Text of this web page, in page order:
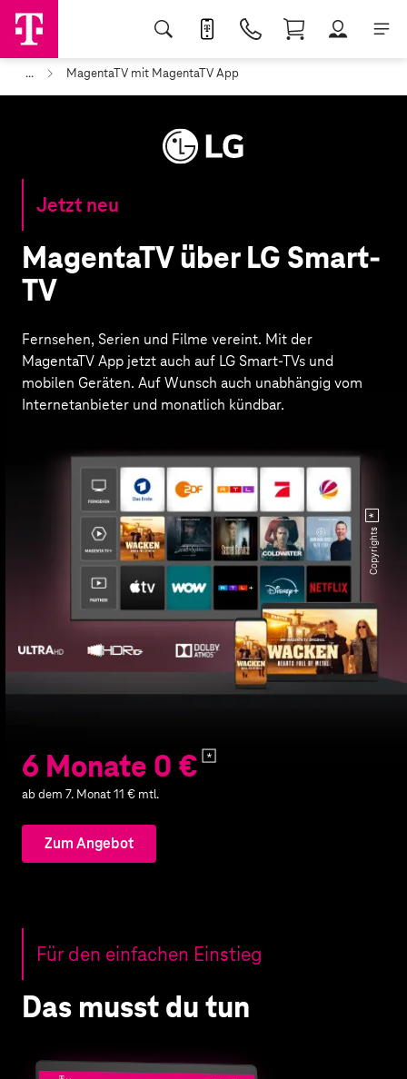
... MagentaTV mit MagentaTV App
MagentaTV über LG Smart-
TV
Jetzt neu
Fernsehen, Serien und Filme vereint. Mit der
MagentaTV App jetzt auch auf LG Smart-TVs und
mobilen Geräten. Auf Wunsch auch unabhängig vom
Internetanbieter und monatlich kündbar.
6 Monate 0 €
ab dem 7. Monat 11 € mtl.
Zum Angebot
Copyrights
Für den einfachen Einstieg
Das musst du tun